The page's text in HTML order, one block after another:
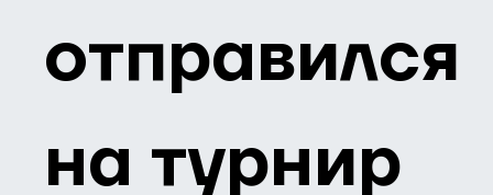
отправился
на турнир